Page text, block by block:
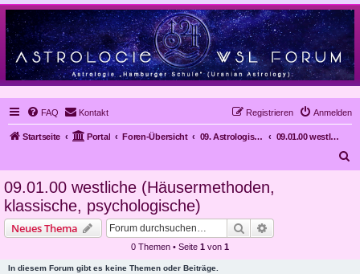
FAQ Kontakt Anmelden
Registrieren
Startseite Portal Foren-Übersicht 09. Astrologische Methoden und Kritik an der Astrologie
09.01.00 westliche (Häusermethoden, klassische, psychologische)
09.01.00 westliche (Häusermethoden,
klassische, psychologische)
Neues Thema Suche
0 Themen • Seite 1 von 1
In diesem Forum gibt es keine Themen oder Beiträge.